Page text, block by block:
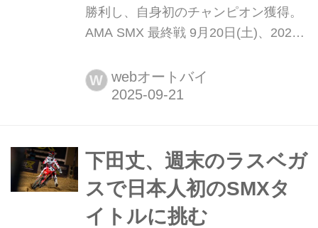
勝利し、自身初のチャンピオン獲得。
AMA SMX 最終戦 9月20日(土)、2025
最終戦がアメリカ・ネバダ州にあるラ
スベガス・モーター・スピードウェイ
ディーガンを抑えてランキングトップ
に浮上。2人のポイン...
W webオートバイ
下田丈、週末のラスベガ
スで日本人初のSMXタ
イトルに挑む